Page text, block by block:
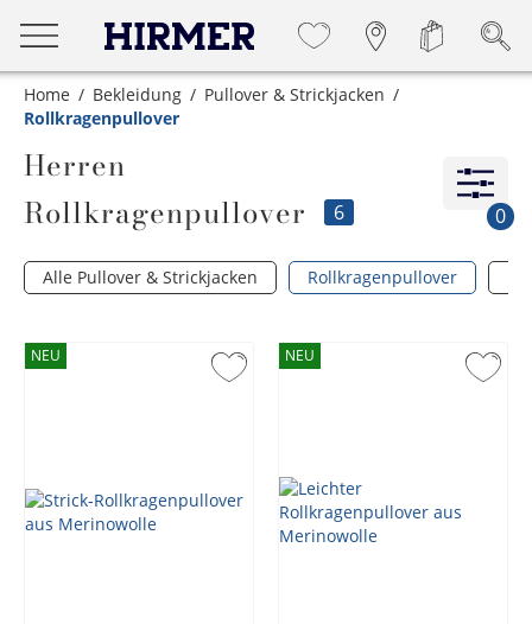
Home Bekleidung
Pullover & Strickjacken
Rollkragenpullover
Herren
Rollkragenpullover
6 0
Alle Pullover & Strickjacken Rollkragenpullover
NEU NEU